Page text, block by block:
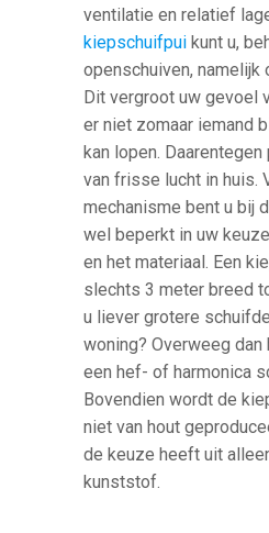
ventilatie en relatief
kiepschuifpui kunt u,
openschuiven, namelijk
Dit vergroot uw gevoel
er niet zomaar iemand
kan lopen.
van frisse lucht in huis.
mechanisme bent u bij
wel beperkt in uw
en het materiaal. Een
slechts 3 meter breed
u liever grotere
woning? Overweeg dan
een hef- of harmonica
Bovendien wordt de
niet van hout
de keuze heeft uit
kunststof.